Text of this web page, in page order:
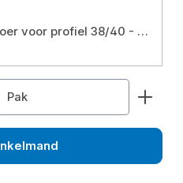
100 stuks - Schuifmoer voor profiel 38/40 - 40/60 M12 gegalvaniseerd Maat: M12 38/40
de gewenste
Pak